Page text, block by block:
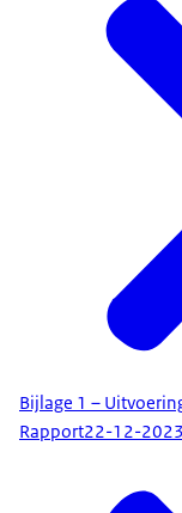
Bijlage 1 –
Rapport22-12-2023